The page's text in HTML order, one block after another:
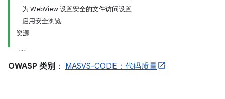
为 WebView 设置安全的文件访问设置
启用安全浏览
资源
OWASP 类别 ： MASVS-CODE：代码质量